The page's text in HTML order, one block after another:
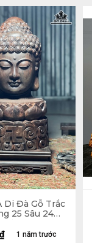
Di Đà Gỗ Trắc
25 Sâu 24
1 năm trước